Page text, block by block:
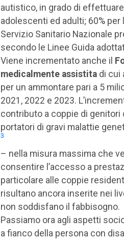
autistico, in grado di
adolescenti ed adulti; 60% per
Servizio Sanitario Nazionale
secondo le Linee Guida
Viene incrementato anche il
medicalmente assistitadi cui
per un ammontare pari a 5
2021, 2022 e 2023.
contributo a coppie di
portatori di gravi malattie
3
– nella misura massima che
consentire l’accesso a
particolare alle coppie
risultano ancora inserite nei
non soddisfano il fabbisogno.
Passiamo ora agli aspetti
a fianco della persona con